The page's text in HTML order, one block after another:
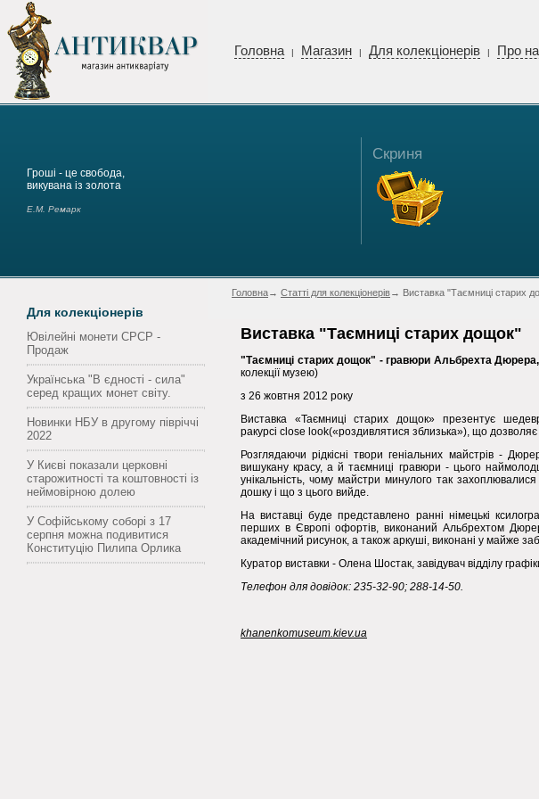
Головна | Магазин | Для колекціонерів | Про
Гроші - це свобода,
викувана із золота
Е.М. Ремарк
Скриня
Для колекціонерів
Ювілейні монети СРСР -
Продаж
Українська "В єдності - сила"
серед кращих монет світу.
Новинки НБУ в другому півріччі
2022
У Києві показали церковні
старожитності та коштовності із
неймовірною долею
У Софійському соборі з 17
серпня можна подивитися
Конституцію Пилипа Орлика
Головна→ Статті для колекціонерів→ Виставка "Таємниці старих
Виставка "Таємниці старих дощок"
"Таємниці старих дощок" -гравюри Альбрехта Дюрера,
колекції музею)
з 26 жовтня 2012 року
Виставка «Таємниці старих дощок» презентує
ракурсі close look(«роздивлятися зблизька»), що дозволяє
Розглядаючи рідкісні твори геніальних майстрів -
вишукану красу, а й таємниці гравюри - цього
унікальність, чому майстри минулого так
дошку і що з цього вийде.
На виставці буде представлено ранні німецькі
перших в Європі офортів, виконаний Альбрехтом
академічний рисунок, а також аркуші, виконані у майже
Куратор виставки - Олена Шостак, завідувач відділу
Телефон для довідок: 235-32-90; 288-14-50.
khanenkomuseum.kiev.ua